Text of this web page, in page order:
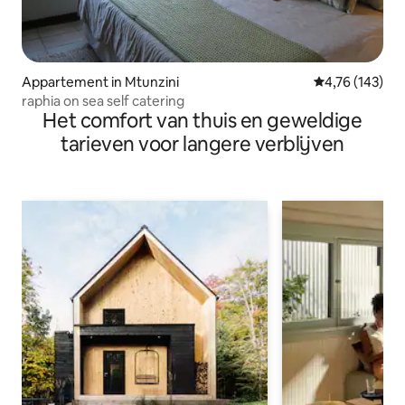
Appartement in Mtunzini Gemiddelde
4,76 (143)
raphia on sea self catering
Het comfort van thuis en geweldige
tarieven voor langere verblijven